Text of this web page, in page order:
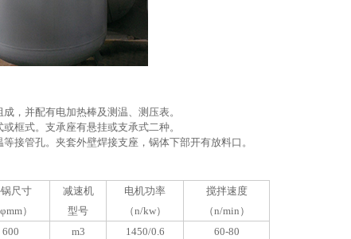
，并配有电加热棒及测温、测压表。
框式。支承座有悬挂或支承式二种。
接管孔。夹套外壁焊接支座，锅体下部开有放料口。
尺寸
φmm）
减速机
型号
电机功率
（n/kw）
搅拌速度
（n/min）
600 m3 1450/0.6
60-80